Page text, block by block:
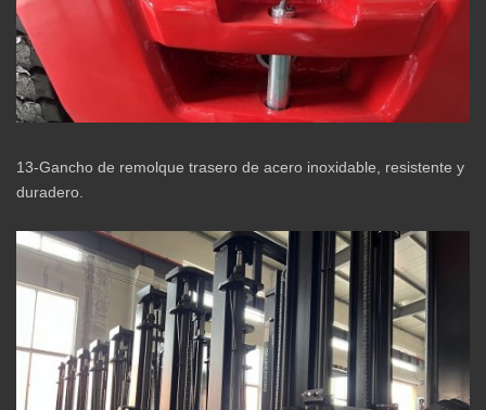
13-Gancho de remolque trasero de acero inoxidable, resistente y
duradero.